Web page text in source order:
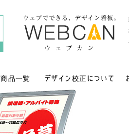
商品一覧 デザイン校正について